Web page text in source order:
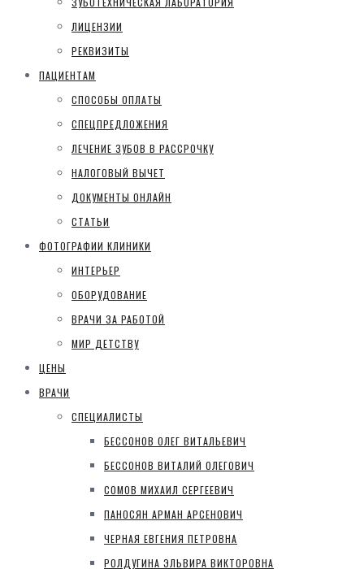
ЛИЦЕНЗИИ
РЕКВИЗИТЫ
ПАЦИЕНТАМ
СПОСОБЫ ОПЛАТЫ
СПЕЦПРЕДЛОЖЕНИЯ
ЛЕЧЕНИЕ ЗУБОВ В РАССРОЧКУ
НАЛОГОВЫЙ ВЫЧЕТ
ДОКУМЕНТЫ ОНЛАЙН
СТАТЬИ
ФОТОГРАФИИ КЛИНИКИ
ИНТЕРЬЕР
ОБОРУДОВАНИЕ
ВРАЧИ ЗА РАБОТОЙ
МИР ДЕТСТВУ
ЦЕНЫ
ВРАЧИ
СПЕЦИАЛИСТЫ
БЕССОНОВ ОЛЕГ ВИТАЛЬЕВИЧ
БЕССОНОВ ВИТАЛИЙ ОЛЕГОВИЧ
СОМОВ МИХАИЛ СЕРГЕЕВИЧ
ПАНОСЯН АРМАН АРСЕНОВИЧ
ЧЕРНАЯ ЕВГЕНИЯ ПЕТРОВНА
РОЛДУГИНА ЭЛЬВИРА ВИКТОРОВНА